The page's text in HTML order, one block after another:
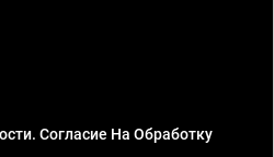
Согласие На Обработку